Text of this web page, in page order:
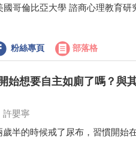
哥倫比亞大學 諮商心理教育
粉絲專頁 部落格
始想要自主如廁了嗎？與
許嬰寧
歲半的時候戒了尿布，習慣開始